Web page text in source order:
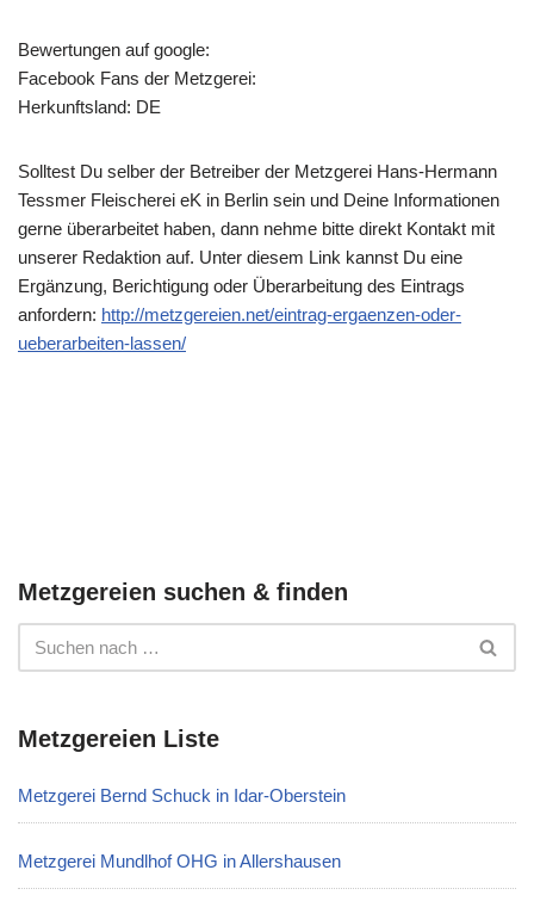
Bewertungen auf google:
Facebook Fans der Metzgerei:
Herkunftsland: DE
Solltest Du selber der Betreiber der Metzgerei Hans-Hermann
Tessmer Fleischerei eK in Berlin sein und Deine Informationen
gerne überarbeitet haben, dann nehme bitte direkt Kontakt mit
unserer Redaktion auf. Unter diesem Link kannst Du eine
Ergänzung, Berichtigung oder Überarbeitung des Eintrags
anfordern: http://metzgereien.net/eintrag-ergaenzen-oder-
ueberarbeiten-lassen/
Metzgereien suchen & finden
Metzgereien Liste
Metzgerei Bernd Schuck in Idar-Oberstein
Metzgerei Mundlhof OHG in Allershausen